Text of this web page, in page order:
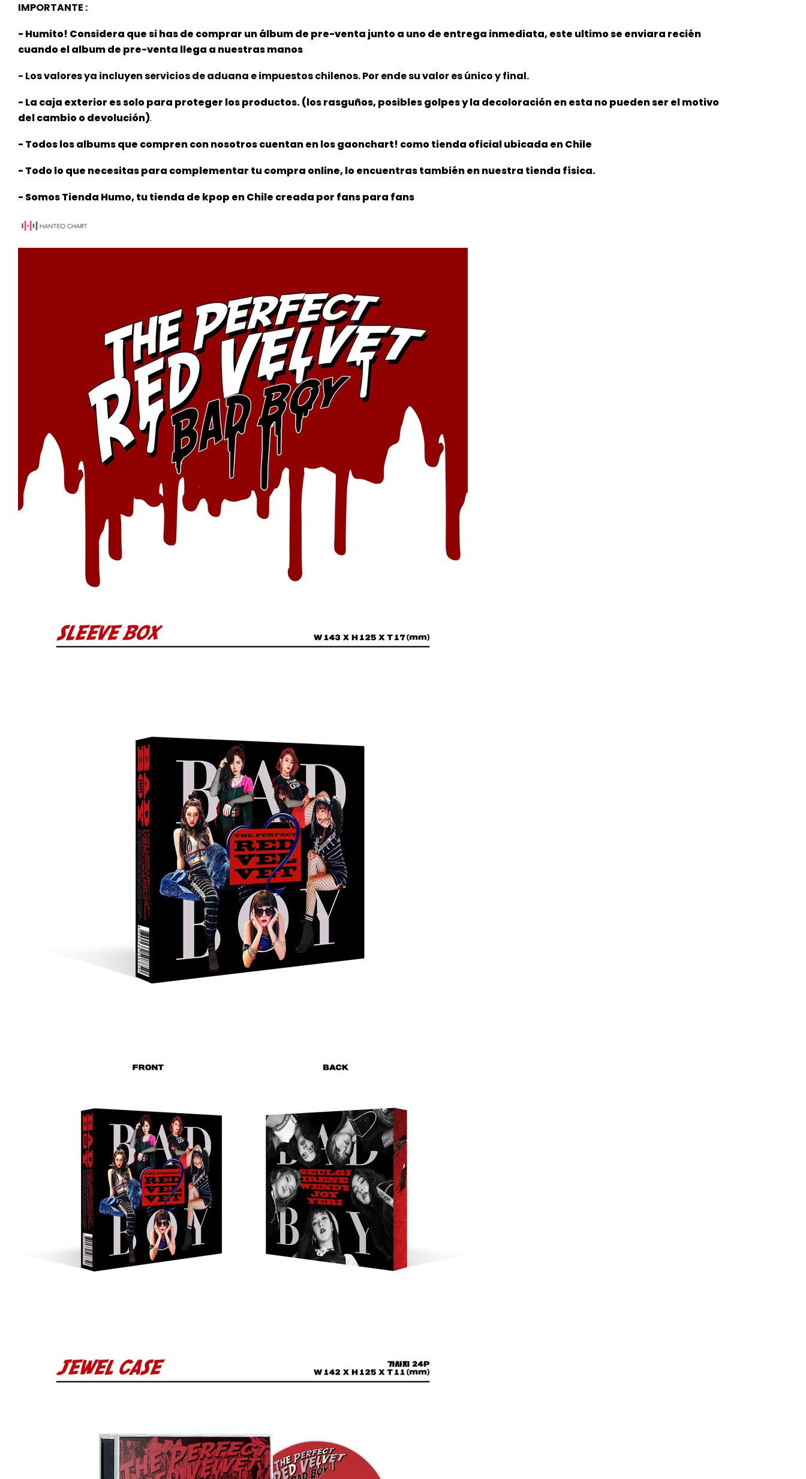
IMPORTANTE :
- Humito! Considera que si has de comprar un álbum de pre-venta junto a uno de entrega inmediata, este ultimo se enviara recién
cuando el album de pre-venta llega a nuestras manos
- Los valores ya incluyen servicios de aduana e impuestos chilenos. Por ende su valor es único y final.
- La caja exterior es solo para proteger los productos. (los rasguños, posibles golpes y la decoloración en esta no pueden ser elmotivo
del cambio o devolución).
- Todos los albums que compren con nosotros cuentan en los gaonchart! como tienda oficial ubicada en Chile
- Todo lo que necesitas para complementar tu compra online, lo encuentras también en nuestra tienda física.
- Somos Tienda Humo, tu tienda de kpop en Chile creada por fans para fans